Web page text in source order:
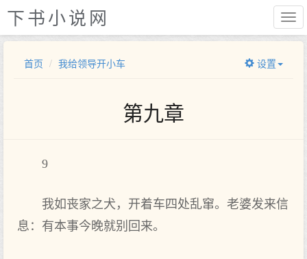
下书小说网
首页 我给领导开小车 设置
第九章
9
我如丧家之犬，开着车四处乱窜。老婆发来信
息：有本事今晚就别回来。